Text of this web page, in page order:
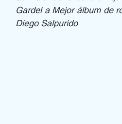
Gardel a Mejor álbum de
Diego Salpurido